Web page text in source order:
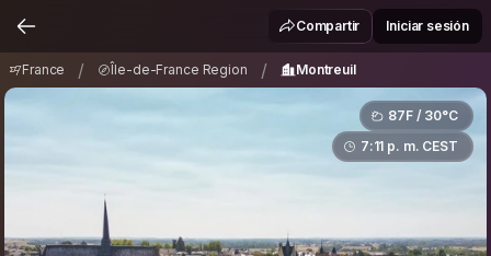
Île-de-France Region / Montreuil
Compartir Iniciar sesión
France / Île-de-France Region / Montreuil
87F / 30°C
7:11 p. m. CEST